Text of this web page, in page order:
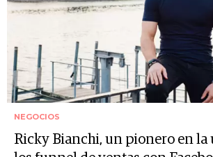
NEGOCIOS
Ricky Bianchi, un pionero en la